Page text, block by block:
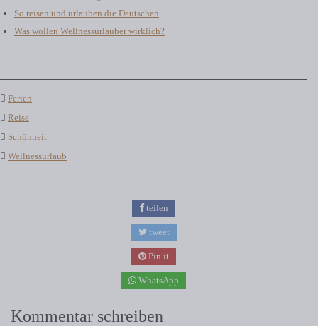
So reisen und urlauben die Deutschen
Was wollen Wellnessurlauber wirklich?
Ferien
Reise
Schönheit
Wellnessurlaub
teilen
tweet
Pin it
WhatsApp
Kommentar schreiben